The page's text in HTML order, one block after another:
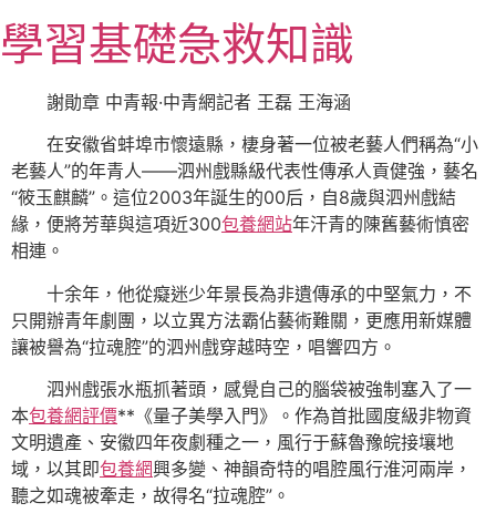
至
主
學習基礎急救知識
謝勛章 中青報·中青網記者 王磊 王海涵
在安徽省蚌埠市懷遠縣，棲身著一位被老藝人們稱為“小
老藝人”的年青人——泗州戲縣級代表性傳承人貢健強，藝名
“筱玉麒麟”。這位2003年誕生的00后，自8歲與泗州戲結
緣，便將芳華與這項近300包養網站年汗青的陳舊藝術慎密
相連。
十余年，他從癡迷少年景長為非遺傳承的中堅氣力，不
只開辦青年劇團，以立異方法霸佔藝術難關，更應用新媒體
讓被譽為“拉魂腔”的泗州戲穿越時空，唱響四方。
泗州戲張水瓶抓著頭，感覺自己的腦袋被強制塞入了一
本包養網評價**《量子美學入門》。作為首批國度級非物資
文明遺產、安徽四年夜劇種之一，風行于蘇魯豫皖接壤地
域，以其即包養網興多變、神韻奇特的唱腔風行淮河兩岸，
聽之如魂被牽走，故得名“拉魂腔”。